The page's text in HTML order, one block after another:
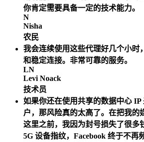
你肯定需要具备一定的技术能力。
N
Nisha
农民
我会连续使用这些代理好几个小时
和稳定连接。非常可靠的服务。
LN
Levi Noack
技术员
如果你还在使用共享的数据中心 IP
户，那风险真的太高了。在把我的
这里之前，我因为封号损失了很多
5G 设备指纹，Facebook 终于不再